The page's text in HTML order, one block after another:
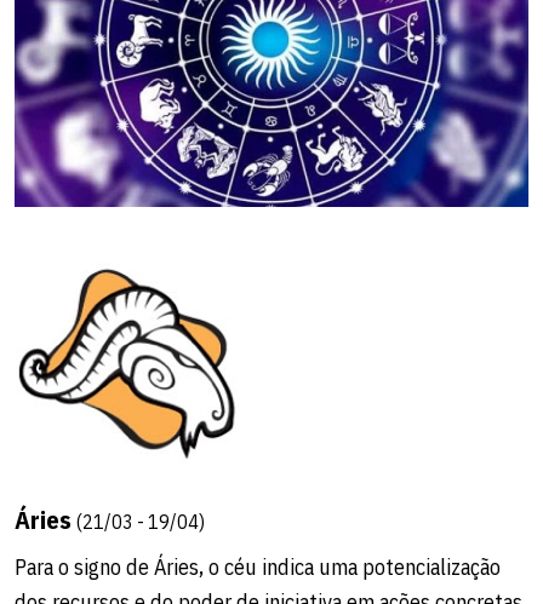
Áries (21/03 - 19/04)
Para o signo de Áries, o céu indica uma potencialização